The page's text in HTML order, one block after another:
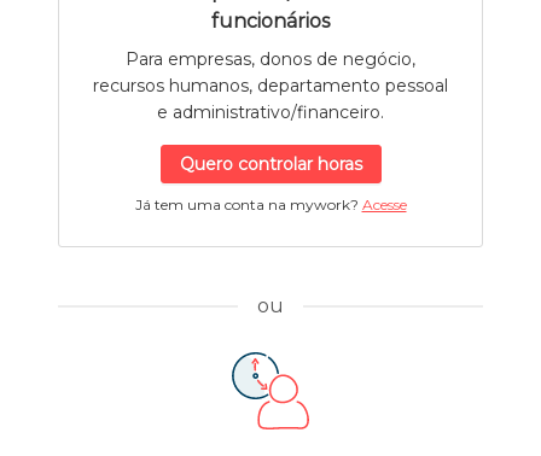
funcionários
Para empresas, donos de negócio,
recursos humanos, departamento pessoal
e administrativo/financeiro.
Quero controlar horas
Já tem uma conta na mywork? Acesse
ou